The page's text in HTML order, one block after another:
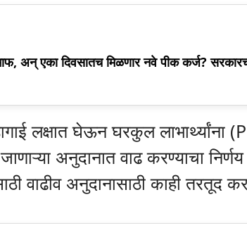
अन् एका दिवसातच मिळणार नवे पीक कर्ज?
लक्षात घेऊन घरकुल
अनुदानात वाढ करण्याचा
वाढीव अनुदानासाठी काही तरतूद